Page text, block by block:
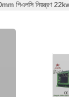
পিএলসি নিয়ন্ত্রণ